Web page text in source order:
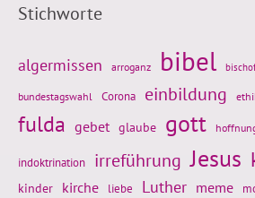
Stichworte
algermissen arroganz bibel
bundestagswahl Corona einbildung
fulda gebet glaube gott
indoktrination irreführung Jesus
kinder kirche liebe Luther meme